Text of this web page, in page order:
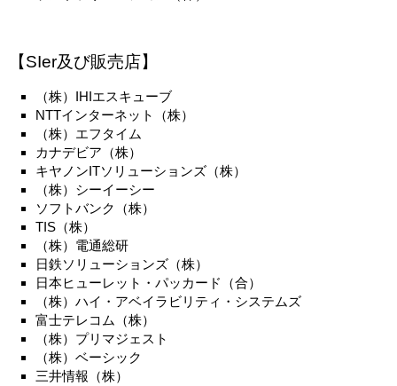
【SIer及び販売店】
（株）IHIエスキューブ
NTTインターネット（株）
（株）エフタイム
カナデビア（株）
キヤノンITソリューションズ（株）
（株）シーイーシー
ソフトバンク（株）
TIS（株）
（株）電通総研
日鉄ソリューションズ（株）
日本ヒューレット・パッカード（合）
（株）ハイ・アベイラビリティ・システムズ
富士テレコム（株）
（株）プリマジェスト
（株）ベーシック
三井情報（株）